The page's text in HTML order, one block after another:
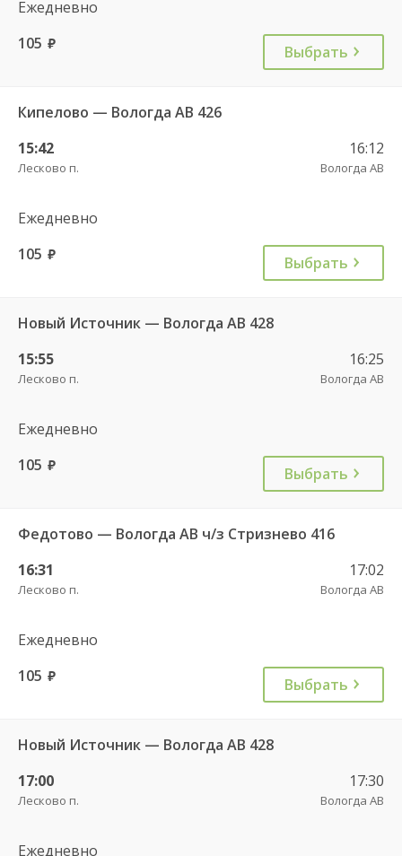
Ежедневно
105 руб. Выбрать
Кипелово — Вологда АВ 426
15:42
Лесково п.
16:12
Вологда АВ
Ежедневно
105 руб. Выбрать
Новый Источник — Вологда АВ 428
15:55
Лесково п.
16:25
Вологда АВ
Ежедневно
105 руб. Выбрать
Федотово — Вологда АВ ч/з Стризнево 416
16:31
Лесково п.
17:02
Вологда АВ
Ежедневно
105 руб. Выбрать
Новый Источник — Вологда АВ 428
17:00
Лесково п.
17:30
Вологда АВ
Ежедневно